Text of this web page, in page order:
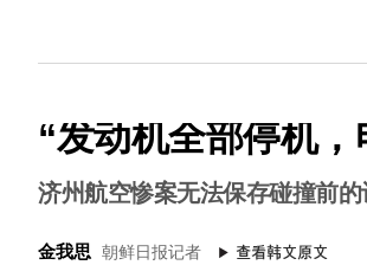
“发动机全部停机
济州航空惨案无法保存碰撞前
金我思 朝鲜日报记者